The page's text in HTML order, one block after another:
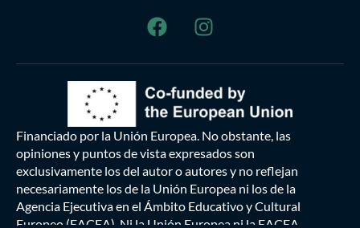
Financiado por la Unión Europea. No obstante, las
opiniones y puntos de vista expresados son
exclusivamente los del autor o autores y no reflejan
necesariamente los de la Unión Europea ni los de la
Agencia Ejecutiva en el Ámbito Educativo y Cultural
Europeo (EACEA). Ni la Unión Europea ni la EACEA